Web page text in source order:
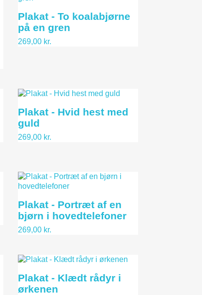
Plakat - To koalabjørne
på en gren
269,00 kr.
Plakat - Hvid hest med
guld
269,00 kr.
Plakat - Portræt af en
bjørn i hovedtelefoner
269,00 kr.
Plakat - Klædt rådyr i
ørkenen